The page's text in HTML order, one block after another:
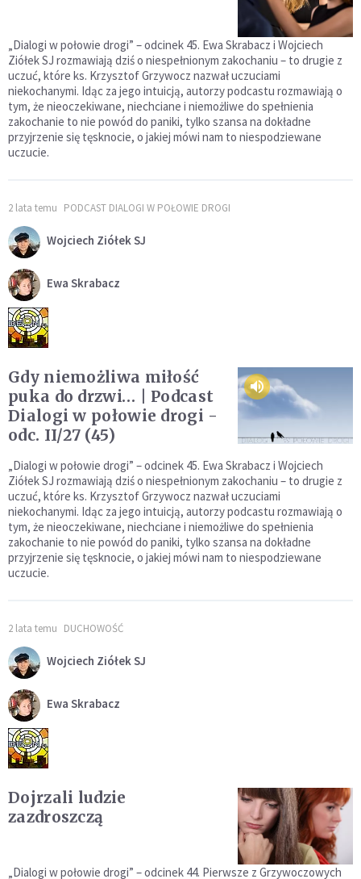
„Dialogi w połowie drogi” – odcinek 45. Ewa Skrabacz i Wojciech
Ziółek SJ rozmawiają dziś o niespełnionym zakochaniu – to drugie z
uczuć, które ks. Krzysztof Grzywocz nazwał uczuciami
niekochanymi. Idąc za jego intuicją, autorzy podcastu rozmawiają o
tym, że nieoczekiwane, niechciane i niemożliwe do spełnienia
zakochanie to nie powód do paniki, tylko szansa na dokładne
przyjrzenie się tęsknocie, o jakiej mówi nam to niespodziewane
uczucie.
2 lata temu PODCAST DIALOGI W POŁOWIE DROGI
Wojciech Ziółek SJ
Ewa Skrabacz
Gdy niemożliwa miłość
puka do drzwi… | Podcast
Dialogi w połowie drogi -
odc. II/27 (45)
„Dialogi w połowie drogi” – odcinek 45. Ewa Skrabacz i Wojciech
Ziółek SJ rozmawiają dziś o niespełnionym zakochaniu – to drugie z
uczuć, które ks. Krzysztof Grzywocz nazwał uczuciami
niekochanymi. Idąc za jego intuicją, autorzy podcastu rozmawiają o
tym, że nieoczekiwane, niechciane i niemożliwe do spełnienia
zakochanie to nie powód do paniki, tylko szansa na dokładne
przyjrzenie się tęsknocie, o jakiej mówi nam to niespodziewane
uczucie.
2 lata temu DUCHOWOŚĆ
Wojciech Ziółek SJ
Ewa Skrabacz
Dojrzali ludzie
zazdroszczą
„Dialogi w połowie drogi” – odcinek 44. Pierwsze z Grzywoczowych